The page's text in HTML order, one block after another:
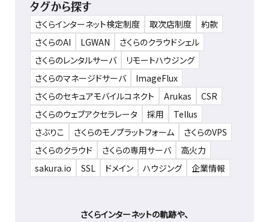
タグから探す
さくらインターネット検定制度 取次店制度
約款
さくらのAI
LGWAN
さくらのクラウドシェル
さくらのレンタルサーバ
リモートハウジング
さくらのマネージドサーバ
ImageFlux
さくらのセキュアモバイルコネクト
Arukas
CSR
さくらのウェブアクセラレータ
採用
Tellus
さぶりこ
さくらのモノプラットフォーム
さくらのVPS
さくらのクラウド
さくらの専用サーバ
高火力
sakura.io
SSL ドメイン ハウジング 企業情報
さくらインターネットの軌跡や、